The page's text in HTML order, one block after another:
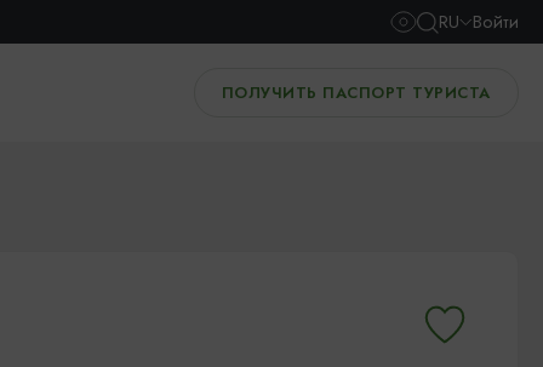
RU Войти
ПОЛУЧИТЬ ПАСПОРТ ТУРИСТА